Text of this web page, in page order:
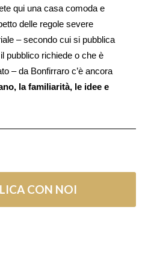
qui una casa comoda e
delle regole severe
– secondo cui si pubblica
pubblico richiede o che è
– da Bonfirraro c’è ancora
la familiarità, le idee e
CON NOI